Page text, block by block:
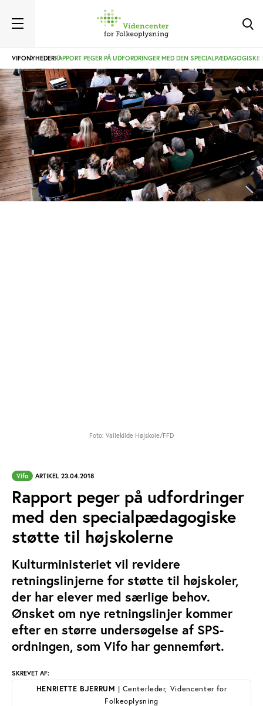
VIFONYHEDERRAPPORT PEGER PÅ UDFORDRINGER MED DEN
Foto: Vallekilde Højskole/FFD
Vifo ARTIKEL 23.04.2018
Rapport peger på udfordringer
med den specialpædagogiske
støtte til højskolerne
Kulturministeriet vil revidere
retningslinjerne for støtte til højskoler,
der har elever med særlige behov.
Ønsket om nye retningslinjer kommer
efter en større undersøgelse af SPS-
ordningen, som Vifo har gennemført.
SKREVET AF:
HENRIETTE BJERRUM | Centerleder, Videncenter for
Folkeoplysning